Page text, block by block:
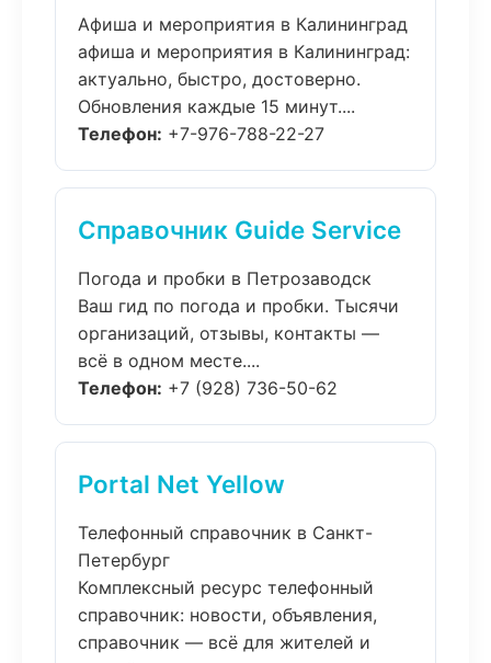
Афиша и мероприятия в Калининград
афиша и мероприятия в Калининград:
актуально, быстро, достоверно.
Обновления каждые 15 минут....
Телефон: +7-976-788-22-27
Справочник Guide Service
Погода и пробки в Петрозаводск
Ваш гид по погода и пробки. Тысячи
организаций, отзывы, контакты —
всё в одном месте....
Телефон: +7 (928) 736-50-62
Portal Net Yellow
Телефонный справочник в Санкт-
Петербург
Комплексный ресурс телефонный
справочник: новости, объявления,
справочник — всё для жителей и